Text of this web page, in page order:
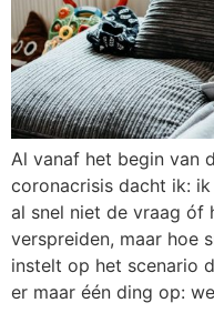
Al vanaf het begin van
coronacrisis dacht ik:
al snel niet de vraag óf
verspreiden, maar hoe
instelt op het scenario
er maar één ding op: